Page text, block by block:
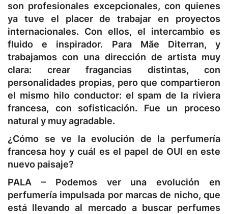
son profesionales excepcionales, con quienes
ya tuve el placer de trabajar en proyectos
internacionales. Con ellos, el intercambio es
fluido e inspirador. Para Mãe Diterran, y
trabajamos con una dirección de artista muy
clara: crear fragancias distintas, con
personalidades propias, pero que compartieron
el mismo hilo conductor: el spam de la riviera
francesa, con sofisticación. Fue un proceso
natural y muy agradable.
¿Cómo se ve la evolución de la perfumería
francesa hoy y cuál es el papel de OUI en este
nuevo paisaje?
PALA –Podemos ver una evolución en
perfumería impulsada por marcas de nicho, que
está llevando al mercado a buscar perfumes